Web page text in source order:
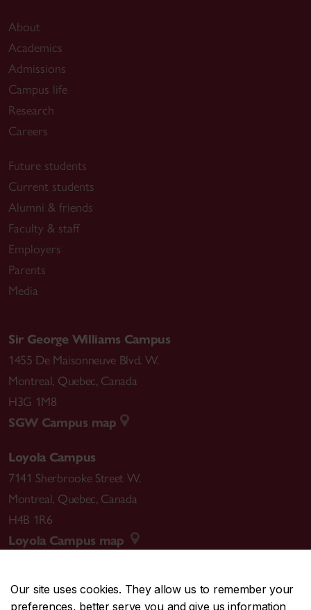
Our site uses cookies. They allow us to remember your
preferences, better serve you and give us information
About
Academics
Admissions
Campus life
Research
Careers
Future students
Current students
Alumni & friends
Faculty & staff
Employers
Parents
Media
Sir George Williams Campus
1455 De Maisonneuve Blvd. W.
Montreal, Quebec, Canada
H3G 1M8
SGW Campus map
Loyola Campus
7141 Sherbrooke Street W.
Montreal, Quebec, Canada
H4B 1R6
Loyola Campus map